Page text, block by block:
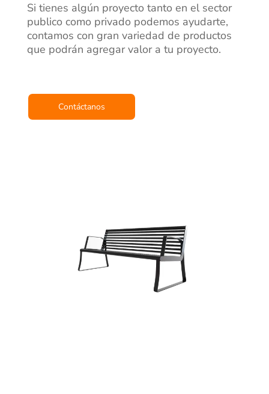
Si tienes algún proyecto tanto en el sector
publico como privado podemos ayudarte,
contamos con gran variedad de productos
que podrán agregar valor a tu proyecto.
Contáctanos